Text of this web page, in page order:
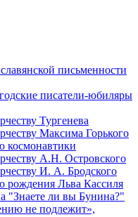
письменности
писатели-юбиляры
Тургенева
Максима Горького
космонавтики
А.Н. Островского
И. А. Бродского
рождения Льва Кассиля
"Знаете ли вы Бунина?"
не подлежит»,